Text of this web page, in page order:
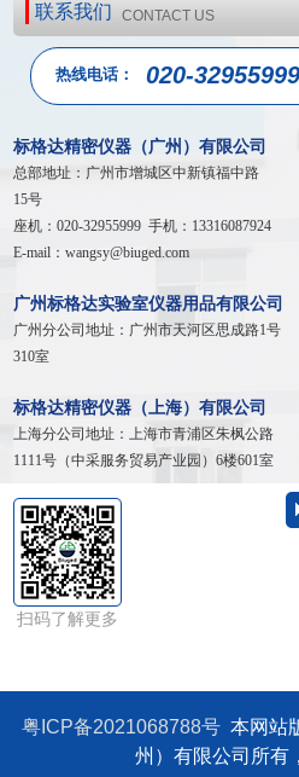
联系我们 CONTACT US
热线电话： 020-32955999
标格达精密仪器（广州）有限公司
总部地址：广州市增城区中新镇福中路
15号
座机：020-32955999 手机：13316087924
E-mail：wangsy@biuged.com
广州标格达实验室仪器用品有限公司
广州分公司地址：广州市天河区思成路1号
310室
标格达精密仪器（上海）有限公司
上海分公司地址：上海市青浦区朱枫公路
1111号（中采服务贸易产业园）6楼601室
扫码了解更多
粤ICP备2021068788号本网站
州）有限公司所有